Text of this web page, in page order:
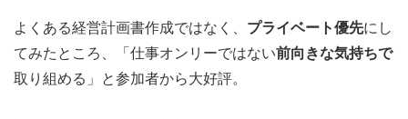
よくある経営計画書作成ではなく、 プライベート優先にし
てみたところ、「仕事オンリーではない前向きな気持ちで
取り組める」と参加者から大好評。